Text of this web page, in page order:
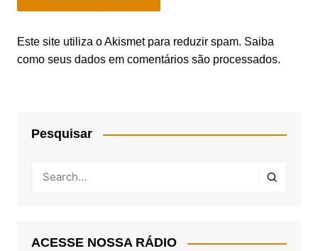
Este site utiliza o Akismet para reduzir spam. Saiba
como seus dados em comentários são processados.
Pesquisar
ACESSE NOSSA RÁDIO